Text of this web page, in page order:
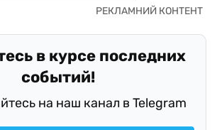
в курсе последних
событий!
на наш канал в Telegram